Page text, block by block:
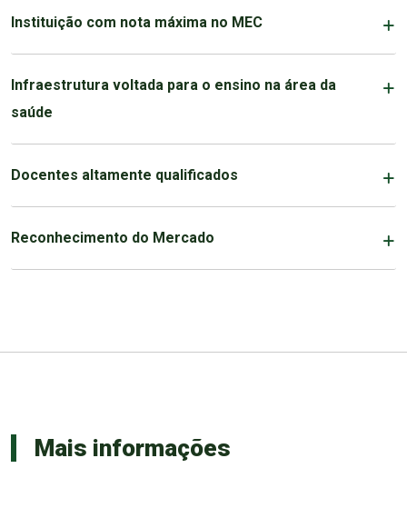
Instituição com nota máxima no MEC
Infraestrutura voltada para o ensino na área da
saúde
Docentes altamente qualificados
Reconhecimento do Mercado
Mais informações